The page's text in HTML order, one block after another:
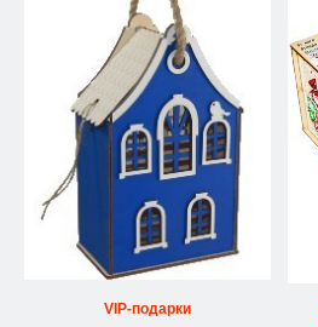
VIP-подарки